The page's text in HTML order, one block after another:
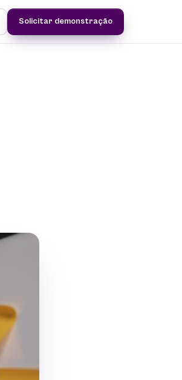
Solicitar demonstração